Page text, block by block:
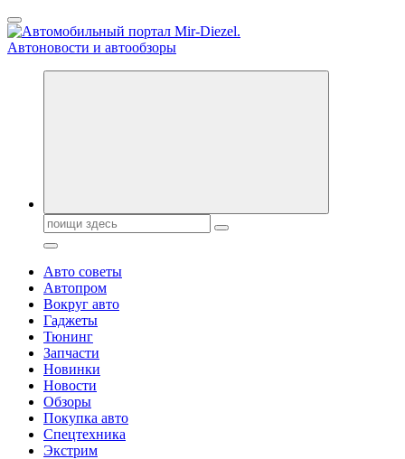
Перейти
к
содержанию
Справочник автомобилиста. Обзор новинок популярных
Поиск:
Авто советы
Автопром
Вокруг авто
Гаджеты
Тюнинг
Запчасти
Новинки
Новости
Обзоры
Покупка авто
Спецтехника
Экстрим